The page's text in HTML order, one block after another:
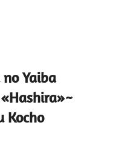
Yaiba
Kocho